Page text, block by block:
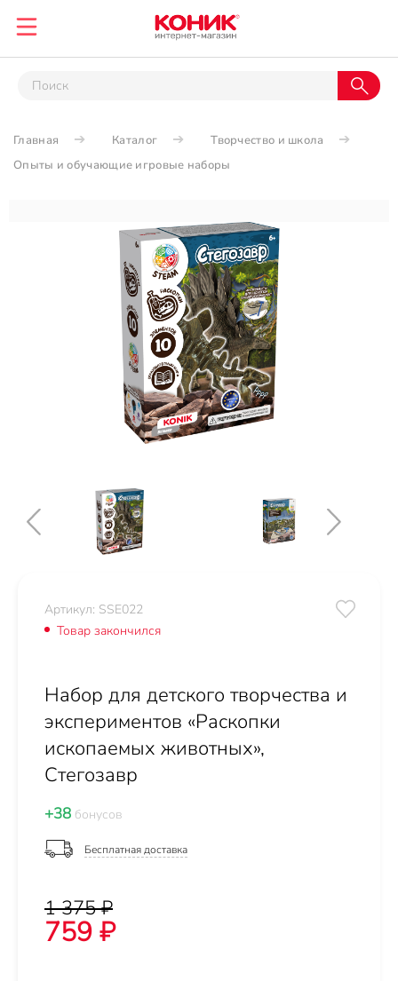
Главная Каталог
Творчество и школа
Опыты и обучающие игровые наборы
Артикул: SSE022
Товар закончился
Набор для детского творчества и
экспериментов «Раскопки
ископаемых животных»,
Стегозавр
+38 бонусов
Бесплатная доставка
1 375 ₽
759 ₽